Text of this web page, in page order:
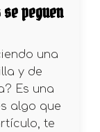
peguen
una
y de
Es una
algo que
te